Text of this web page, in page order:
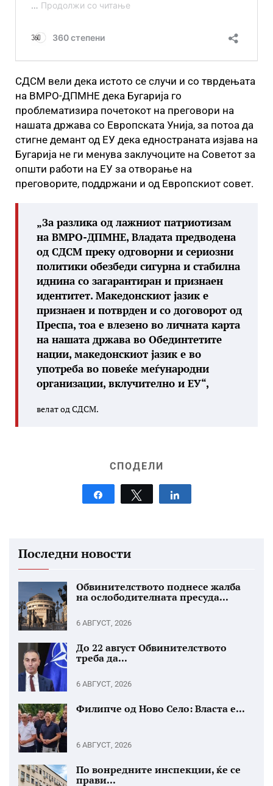
СДСМ вели дека истото се случи и со тврдењата
на ВМРО-ДПМНЕ дека Бугарија го
проблематизира почетокот на преговори на
нашата држава со Европската Унија, за потоа да
стигне демант од ЕУ дека едностраната изјава на
Бугарија не ги менува заклучоците на Советот за
општи работи на ЕУ за отворање на
преговорите, поддржани и од Европскиот совет.
„За разлика од лажниот патриотизам
на ВМРО-ДПМНЕ, Владата предводена
од СДСМ преку одговорни и сериозни
политики обезбеди сигурна и стабилна
иднина со загарантиран и признаен
идентитет. Македонскиот јазик е
признаен и потврден и со договорот од
Преспа, тоа е влезено во личната карта
на нашата држава во Обединтетите
нации, македонскиот јазик е во
употреба во повеќе меѓународни
организации, вклучително и ЕУ“,
велат од СДСМ.
СПОДЕЛИ
Tweet
Последни новости
Обвинителството поднесе жалба
на ослободителната пресуда...
6 АВГУСТ, 2026
До 22 август Обвинителството
треба да...
6 АВГУСТ, 2026
Филипче од Ново Село: Власта е...
6 АВГУСТ, 2026
По вонредните инспекции, ќе се
прави...